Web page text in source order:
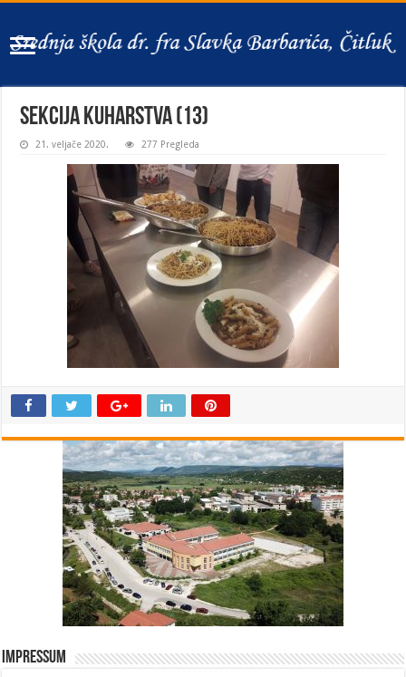
Sekcija kuharstva (13)
21. veljače 2020. 277 Pregleda
Impressum